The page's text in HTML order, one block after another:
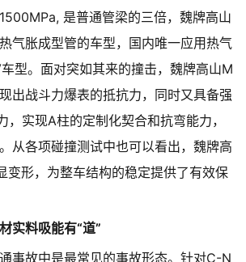
是普通管梁的三倍，魏牌高山
气胀成型管的车型，国内唯一应用热气
型。面对突如其来的撞击，魏牌高山M
出战斗力爆表的抵抗力，同时又具备强
，实现A柱的定制化契合和抗弯能力，
从各项碰撞测试中也可以看出，魏牌高
变形，为整车结构的稳定提供了有效保
实料吸能有“道”
事故中是最常见的事故形态。针对C-N